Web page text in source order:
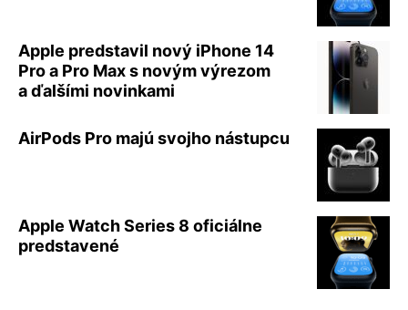
Apple predstavil nový iPhone 14
Pro a Pro Max s novým výrezom
a ďalšími novinkami
AirPods Pro majú svojho nástupcu
Apple Watch Series 8 oficiálne
predstavené